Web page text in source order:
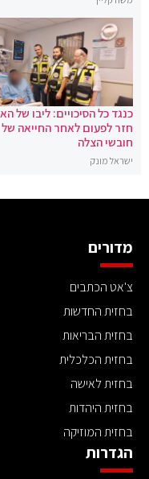
כנגד כל הסיכויים: ליבו של
חזר לפעום לאחר החייאה של
חובשי הצלה
ישראל מונק
מדורים
צ'אט הכתבים
בחזית החדשות
בחזית הבריאות
בחזית הכלכלית
בחזית לאישה
בחזית היהדות
בחזית המוזיקה
הגדרות